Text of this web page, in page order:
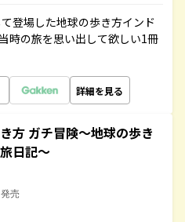
登場した地球の歩き方インド
の旅を思い出して欲しい1冊
詳細を見る
方 ガチ冒険～地球の歩き
日記～
売